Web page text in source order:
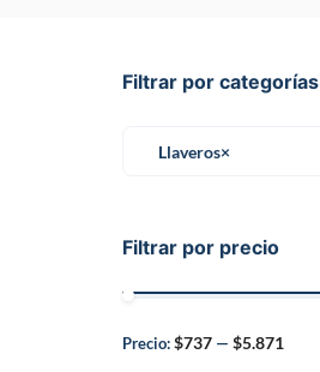
Filtrar por categorías
×
Llaveros
Filtrar por precio
Precio:$737 — $5.871